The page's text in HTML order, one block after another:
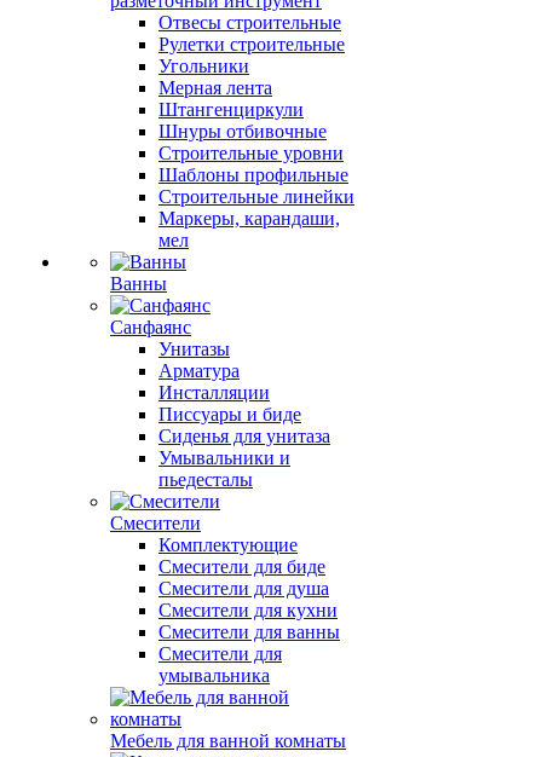
Отвесы строительные
Рулетки строительные
Угольники
Мерная лента
Штангенциркули
Шнуры отбивочные
Строительные уровни
Шаблоны профильные
Строительные линейки
Маркеры, карандаши,
мел
Ванны
Санфаянс
Унитазы
Арматура
Инсталляции
Писсуары и биде
Сиденья для унитаза
Умывальники и
пьедесталы
Смесители
Комплектующие
Смесители для биде
Смесители для душа
Смесители для кухни
Смесители для ванны
Смесители для
умывальника
Мебель для ванной комнаты